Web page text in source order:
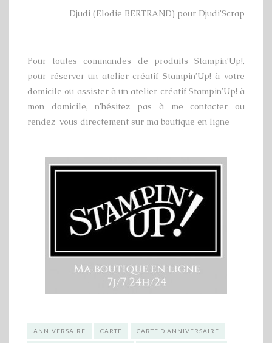
Djudi (Elodie BERTRAND) pour Djudi’Scrap
Pour toutes commandes de produits Stampin’Up!,
pour réserver un atelier créatif Stampin’Up! à votre
domicile ou assister à un atelier créatif Stampin’Up! à
mon domicile, n’hésitez pas à me contacter ou
rendez-vous directement sur ma boutique en ligne
ANNIVERSAIRE CARTE CARTE D'ANNIVERSAIRE